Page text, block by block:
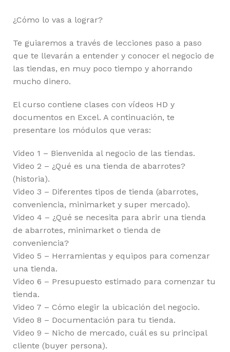
¿Cómo lo vas a lograr?
Te guiaremos a través de lecciones paso a paso
que te llevarán a entender y conocer el negocio de
las tiendas, en muy poco tiempo y ahorrando
mucho dinero.
El curso contiene clases con vídeos HD y
documentos en Excel. A continuación, te
presentare los módulos que veras:
Video 1 – Bienvenida al negocio de las tiendas.
Video 2 – ¿Qué es una tienda de abarrotes?
(historia).
Video 3 – Diferentes tipos de tienda (abarrotes,
conveniencia, minimarket y super mercado).
Video 4 – ¿Qué se necesita para abrir una tienda
de abarrotes, minimarket o tienda de
conveniencia?
Video 5 – Herramientas y equipos para comenzar
una tienda.
Video 6 – Presupuesto estimado para comenzar tu
tienda.
Video 7 – Cómo elegir la ubicación del negocio.
Video 8 – Documentación para tu tienda.
Video 9 – Nicho de mercado, cuál es su principal
cliente (buyer persona).